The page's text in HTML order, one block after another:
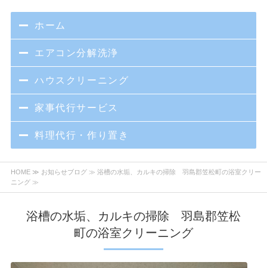
ホーム
エアコン分解洗浄
ハウスクリーニング
家事代行サービス
料理代行・作り置き
HOME≫ お知らせブログ≫ 浴槽の水垢、カルキの掃除 羽島郡笠松町の浴室クリー
ニング ≫
浴槽の水垢、カルキの掃除 羽島郡笠松
町の浴室クリーニング